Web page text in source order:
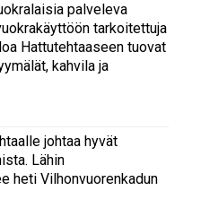
palveleva
tarkoitettuja
Hattutehtaaseen tuovat
kahvila ja
johtaa hyvät
Lähin
heti Vilhonvuorenkadun